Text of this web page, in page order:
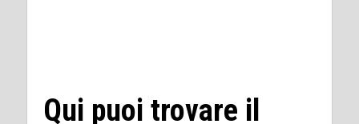
Qui puoi trovare il